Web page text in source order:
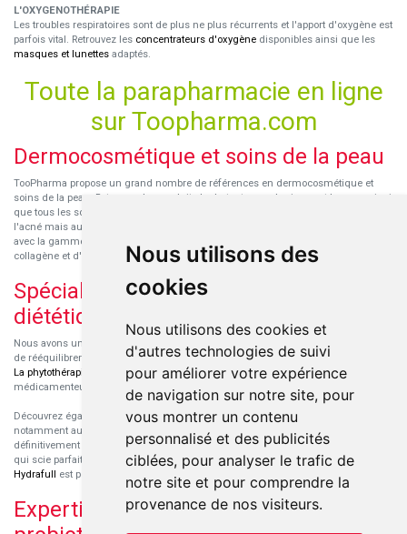
Nous utilisons des
cookies
Nous utilisons des cookies et
d'autres technologies de suivi
pour améliorer votre expérience
de navigation sur notre site, pour
vous montrer un contenu
personnalisé et des publicités
ciblées, pour analyser le trafic de
notre site et pour comprendre la
provenance de nos visiteurs.
L'OXYGENOTHÉRAPIE
Les troubles respiratoires sont de plus ne plus récurrents et l'apport d'oxygène est
parfois vital. Retrouvez les concentrateurs d'oxygène disponibles ainsi que les
masques et lunettes adaptés.
Toute la parapharmacie en ligne
sur Toopharma.com
Dermocosmétique et soins de la peau
TooPharma propose un grand nombre de références en dermocosmétique et
soins de la peau. Retrouvez les produits hydratants pour le visage et le corps ainsi
que tous les soins pour peaux sensibles ou à tendance atopique, les soins pour
l'acné mais aussi des démaquillants. Découvrez nos nouvelles références SVR
avec la gamme anti-âge pour les peaux encore jeunes
collagène et d'acide hyaluronique.
Spécialisation en micronutrition et
diététique
Nous avons un engouement particulier pour la micronutrition qui permet souvent
de rééquilibrer des carences ou d'améliorer des troubles métaboliques mineurs.
La phytothérapie
l'aromathérapiesont souvent complémentaires de traitements
médicamenteux lorsqu'ils sont bien conseillés.
Découvrez également les protéines et les produits de nutrition sportive,
notamment au sein de la gamme française
Eric Favre
. Cette gamme est
définitivement axée sur le choix qualitatif des ingrédients et sur une formulation
qui scie parfaitement aux besoins de chaque sportif. La gamme hydratation
Hydrafull est pensée pour une hydratation maximale.
Expertise dans le domaine des